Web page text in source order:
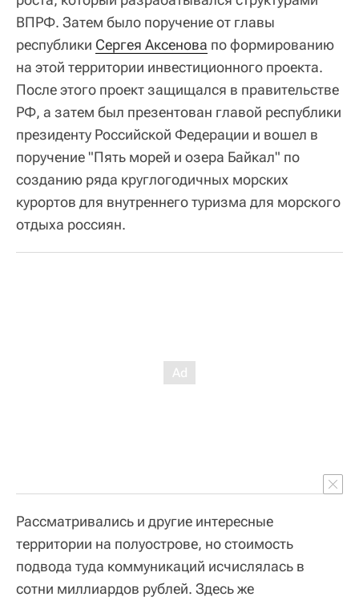
ВПРФ. Затем было поручение от главы
республики Сергея Аксенова по формированию
на этой территории инвестиционного проекта.
После этого проект защищался в правительстве
РФ, а затем был презентован главой республики
президенту Российской Федерации и вошел в
поручение "Пять морей и озера Байкал" по
созданию ряда круглогодичных морских
курортов для внутреннего туризма для морского
отдыха россиян.
Рассматривались и другие интересные
территории на полуострове, но стоимость
подвода туда коммуникаций исчислялась в
сотни миллиардов рублей. Здесь же